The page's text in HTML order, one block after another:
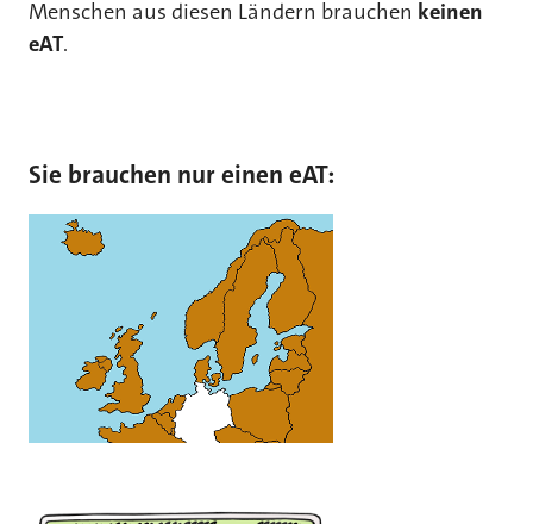
Menschen aus diesen Ländern brauchen keinen
eAT.
Sie brauchen nur einen eAT: